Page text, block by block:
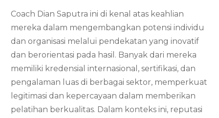
Coach Dian Saputra ini di kenal atas keahlian
mereka dalam mengembangkan potensi individu
dan organisasi melalui pendekatan yang inovatif
dan berorientasi pada hasil. Banyak dari mereka
memiliki kredensial internasional, sertifikasi, dan
pengalaman luas di berbagai sektor, memperkuat
legitimasi dan kepercayaan dalam memberikan
pelatihan berkualitas. Dalam konteks ini, reputasi